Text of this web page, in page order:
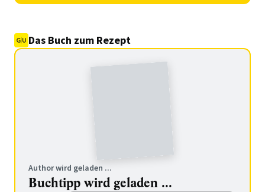
Das Buch zum Rezept
Author wird geladen ...
Buchtipp wird geladen ...